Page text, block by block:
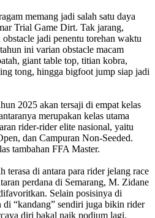
memang jadi salah satu daya
Trial Game Dirt. Tak jarang,
jadi penentu torehan waktu
ini varian obstacle macam
giant table top, titian kobra,
tong, hingga bigfoot jump siap jadi
2025 akan tersaji di empat kelas
merupakan kelas utama
rider-rider elite nasional, yaitu
dan Campuran Non-Seeded.
tambahan FFA Master.
terasa di antara para rider jelang race
perdana di Semarang, M. Zidane
Selain posisinya di
“kandang” sendiri juga bikin rider
diri bakal naik podium lagi.